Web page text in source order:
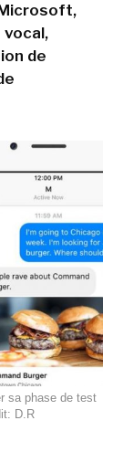
vocal,
de
sa phase de test
D.R